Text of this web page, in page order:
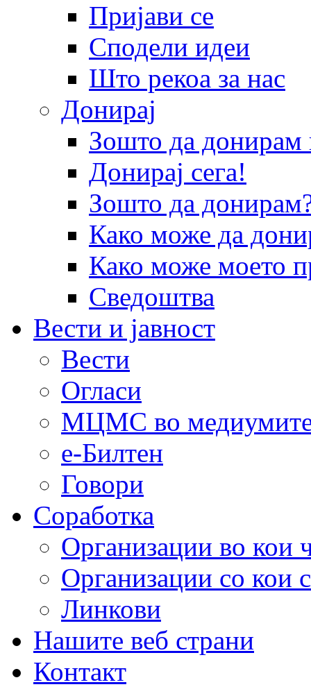
Пријави се
Сподели идеи
Што рекоа за нас
Донирај
Зошто да
Донирај сега!
Зошто да
Како може да
Како може моето
Сведоштва
Вести и јавност
Вести
Огласи
МЦМС во
е-Билтен
Говори
Соработка
Организации во кои
Организации со кои
Линкови
Нашите веб страни
Контакт